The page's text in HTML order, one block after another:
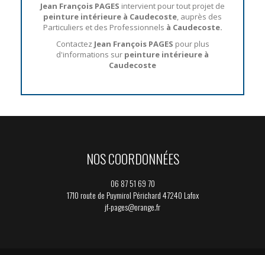
Jean François PAGES intervient pour tout projet de
peinture intérieure à Caudecoste, auprès des
Particuliers et des Professionnels à Caudecoste.
Contactez Jean François PAGES pour plus
d'informations sur peinture intérieure à
Caudecoste
NOS COORDONNÉES
06 87 51 69 70
1710 route de Puymirol Périchard 47240 Lafox
jf-pages@orange.fr